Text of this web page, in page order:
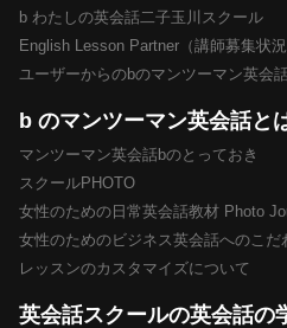
b わたしの英会話二子玉川スクール
English Lesson Partner（講師募集状況
ユーザーからのbのマンツーマン英会
b のマンツーマン英会話と
マンツーマン英会話bのとっておき
スクールPHOTO
女性のための日常英会話教材 Photo
女性のためのビジネス英会話へのこだ
レッスンのカスタマイズについて
英会話スクールの英会話の